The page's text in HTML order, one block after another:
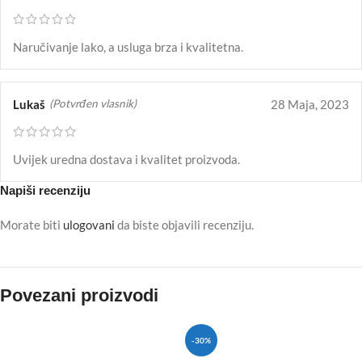
Naručivanje lako, a usluga brza i kvalitetna.
Lukaš (Potvrđen vlasnik) 28 Maja, 2023
Uvijek uredna dostava i kvalitet proizvoda.
Napiši recenziju
Morate biti ulogovani da biste objavili recenziju.
Povezani proizvodi
-30%